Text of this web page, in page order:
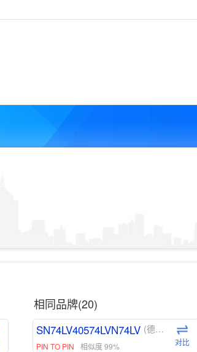
相同品牌(20)
SN74LV40574LVN74LV (德州仪器-TI)
PIN TO PIN 相似度 99% 对比